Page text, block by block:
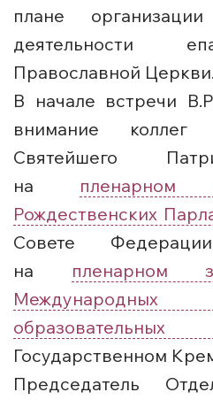
плане
деятельности
Православной Церкви.
В начале встречи
внимание коллег
Святейшего
на
Рождественских
Совете
на пленарном
Международных
Государственном
Председатель